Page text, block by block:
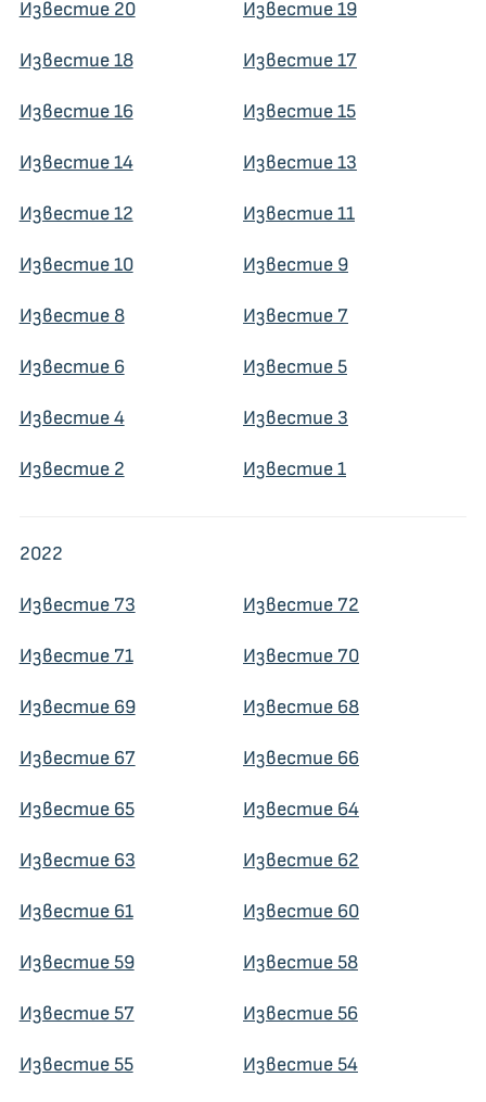
Известие 20 Известие 19
Известие 18 Известие 17
Известие 16 Известие 15
Известие 14 Известие 13
Известие 12 Известие 11
Известие 10 Известие 9
Известие 8 Известие 7
Известие 6 Известие 5
Известие 4 Известие 3
Известие 2 Известие 1
2022
Известие 73 Известие 72
Известие 71 Известие 70
Известие 69 Известие 68
Известие 67 Известие 66
Известие 65 Известие 64
Известие 63 Известие 62
Известие 61 Известие 60
Известие 59 Известие 58
Известие 57 Известие 56
Известие 55 Известие 54